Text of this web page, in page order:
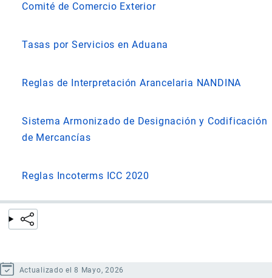
Comité de Comercio Exterior
Tasas por Servicios en Aduana
Reglas de Interpretación Arancelaria NANDINA
Sistema Armonizado de Designación y Codificación
de Mercancías
Reglas Incoterms ICC 2020
Actualizado el 8 Mayo, 2026